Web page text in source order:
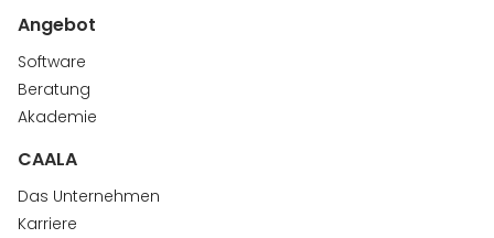
Angebot
Software
Beratung
Akademie
CAALA
Das Unternehmen
Karriere